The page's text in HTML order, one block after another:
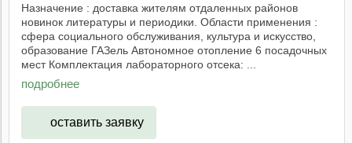
Назначение : доставка жителям отдаленных районов
новинок литературы и периодики. Области применения :
сфера социального обслуживания, культура и искусство,
образование ГАЗель Автономное отопление 6 посадочных
мест Комплектация лабораторного отсека: ...
подробнее
оставить заявку